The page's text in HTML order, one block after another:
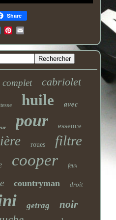
Share
complet cabriolet
huile avec
pour essence
roues filtre
cooper feux
countryman droit
getrag noir